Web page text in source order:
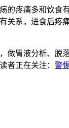
疼痛多和饮食
系，进食后
胃液分析、脱
者正在关注： 警